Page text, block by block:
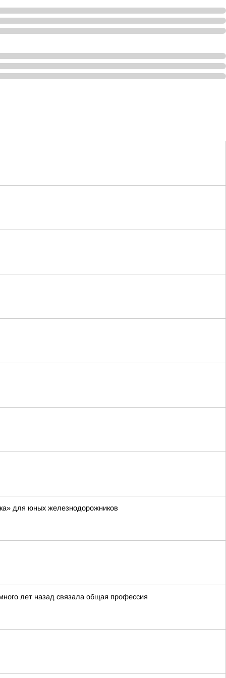
для юных железнодорожников
лет назад связала общая профессия